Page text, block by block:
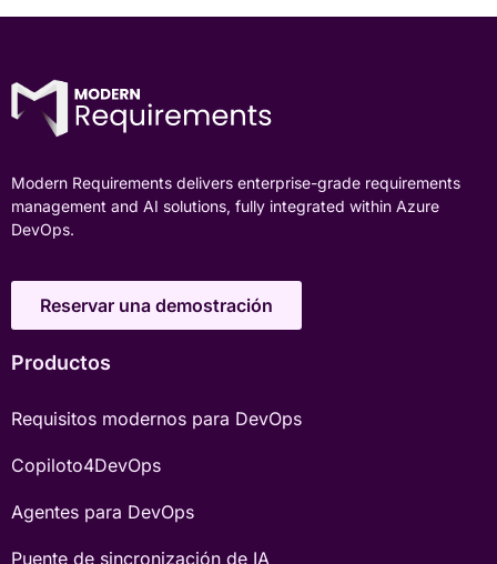
Modern Requirements delivers enterprise-grade requirements
management and AI solutions, fully integrated within Azure
DevOps.
Reservar una demostración
Productos
Requisitos modernos para DevOps
Copiloto4DevOps
Agentes para DevOps
Puente de sincronización de IA